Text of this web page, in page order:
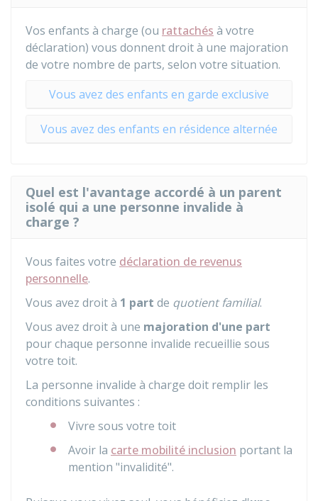
Vos enfants à charge (ou rattachés à votre
déclaration) vous donnent droit à une majoration
de votre nombre de parts, selon votre situation.
Vous avez des enfants en garde exclusive
Vous avez des enfants en résidence alternée
Quel est l'avantage accordé à un parent
isolé qui a une personne invalide à
charge ?
Vous faites votre déclaration de revenus
personnelle.
Vous avez droit à 1 part de quotient familial.
Vous avez droit à une majoration d'une part
pour chaque personne invalide recueillie sous
votre toit.
La personne invalide à charge doit remplir les
conditions suivantes :
Vivre sous votre toit
Avoir la carte mobilité inclusion portant la
mention "invalidité".